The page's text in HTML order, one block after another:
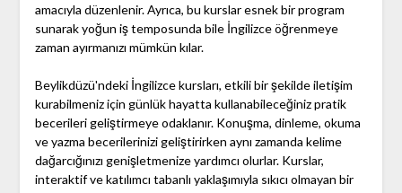
amacıyla düzenlenir. Ayrıca, bu kurslar esnek bir program
sunarak yoğun iş temposunda bile İngilizce öğrenmeye
zaman ayırmanızı mümkün kılar.
Beylikdüzü'ndeki İngilizce kursları, etkili bir şekilde iletişim
kurabilmeniz için günlük hayatta kullanabileceğiniz pratik
becerileri geliştirmeye odaklanır. Konuşma, dinleme, okuma
ve yazma becerilerinizi geliştirirken aynı zamanda kelime
dağarcığınızı genişletmenize yardımcı olurlar. Kurslar,
interaktif ve katılımcı tabanlı yaklaşımıyla sıkıcı olmayan bir